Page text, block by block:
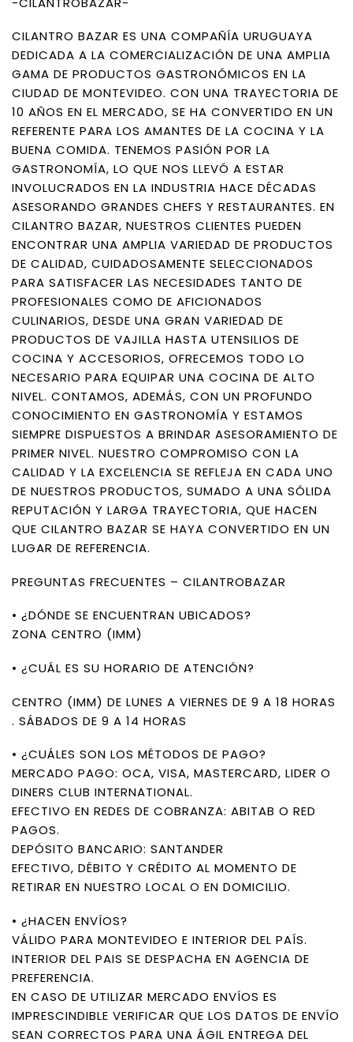
CILANTRO BAZAR ES UNA COMPAÑÍA URUGUAYA
DEDICADA A LA COMERCIALIZACIÓN DE UNA AMPLIA
GAMA DE PRODUCTOS GASTRONÓMICOS EN LA
CIUDAD DE MONTEVIDEO. CON UNA TRAYECTORIA DE
10 AÑOS EN EL MERCADO, SE HA CONVERTIDO EN UN
REFERENTE PARA LOS AMANTES DE LA COCINA Y LA
BUENA COMIDA. TENEMOS PASIÓN POR LA
GASTRONOMÍA, LO QUE NOS LLEVÓ A ESTAR
INVOLUCRADOS EN LA INDUSTRIA HACE DÉCADAS
ASESORANDO GRANDES CHEFS Y RESTAURANTES. EN
CILANTRO BAZAR, NUESTROS CLIENTES PUEDEN
ENCONTRAR UNA AMPLIA VARIEDAD DE PRODUCTOS
DE CALIDAD, CUIDADOSAMENTE SELECCIONADOS
PARA SATISFACER LAS NECESIDADES TANTO DE
PROFESIONALES COMO DE AFICIONADOS
CULINARIOS, DESDE UNA GRAN VARIEDAD DE
PRODUCTOS DE VAJILLA HASTA UTENSILIOS DE
COCINA Y ACCESORIOS, OFRECEMOS TODO LO
NECESARIO PARA EQUIPAR UNA COCINA DE ALTO
NIVEL. CONTAMOS, ADEMÁS, CON UN PROFUNDO
CONOCIMIENTO EN GASTRONOMÍA Y ESTAMOS
SIEMPRE DISPUESTOS A BRINDAR ASESORAMIENTO DE
PRIMER NIVEL. NUESTRO COMPROMISO CON LA
CALIDAD Y LA EXCELENCIA SE REFLEJA EN CADA UNO
DE NUESTROS PRODUCTOS, SUMADO A UNA SÓLIDA
REPUTACIÓN Y LARGA TRAYECTORIA, QUE HACEN
QUE CILANTRO BAZAR SE HAYA CONVERTIDO EN UN
LUGAR DE REFERENCIA.
PREGUNTAS FRECUENTES – CILANTROBAZAR
• ¿DÓNDE SE ENCUENTRAN UBICADOS?
ZONA CENTRO (IMM)
• ¿CUÁL ES SU HORARIO DE ATENCIÓN?
CENTRO (IMM) DE LUNES A VIERNES DE 9 A 18 HORAS
. SÁBADOS DE 9 A 14 HORAS
• ¿CUÁLES SON LOS MÉTODOS DE PAGO?
MERCADO PAGO: OCA, VISA, MASTERCARD, LIDER O
DINERS CLUB INTERNATIONAL.
EFECTIVO EN REDES DE COBRANZA: ABITAB O RED
PAGOS.
DEPÓSITO BANCARIO: SANTANDER
EFECTIVO, DÉBITO Y CRÉDITO AL MOMENTO DE
RETIRAR EN NUESTRO LOCAL O EN DOMICILIO.
• ¿HACEN ENVÍOS?
VÁLIDO PARA MONTEVIDEO E INTERIOR DEL PAÍS.
INTERIOR DEL PAIS SE DESPACHA EN AGENCIA DE
PREFERENCIA.
EN CASO DE UTILIZAR MERCADO ENVÍOS ES
IMPRESCINDIBLE VERIFICAR QUE LOS DATOS DE ENVÍO
SEAN CORRECTOS PARA UNA ÁGIL ENTREGA DEL